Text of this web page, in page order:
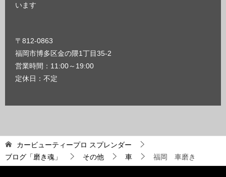
います
〒812-0863
福岡市博多区金の隈1丁目35-2
営業時間：11:00～19:00
定休日：不定
カービューティープロ スプレンダー
ブログ「磨き魂」
その他 車 福岡 車磨き